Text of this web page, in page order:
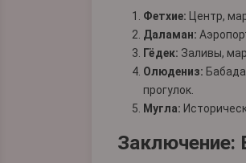
Фетхие: Центр,
Даламан:
Гёдек: Заливы,
Олюдениз:
прогулок.
Мугла:
Заключение: